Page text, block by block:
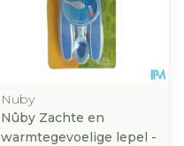
Nuby
Nûby Zachte en
warmtegevoelige lepel -